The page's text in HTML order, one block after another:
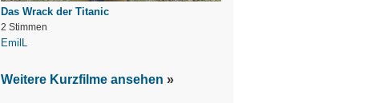
Das Wrack der Titanic
2 Stimmen
EmilL
Weitere Kurzfilme ansehen